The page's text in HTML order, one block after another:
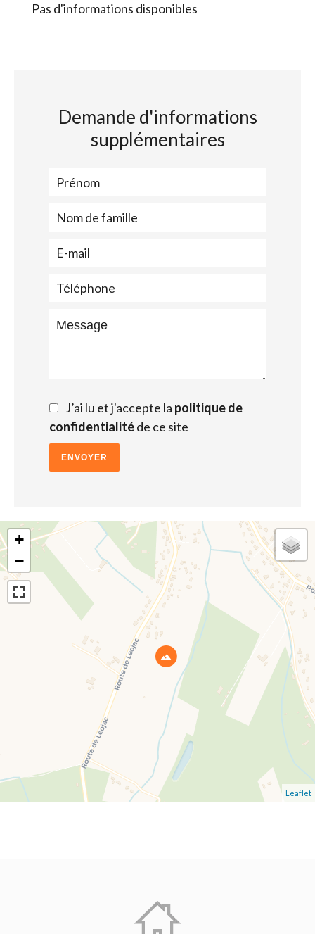
Pas d'informations disponibles
Demande d'informations
supplémentaires
J’ai lu et j'accepte la politique de
confidentialitéde ce site
ENVOYER
+
−
Leaflet